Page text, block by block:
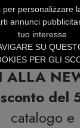
ALLA
sconto del
catalogo e
CLIENTI
SALES | Fino al
per personalizzare
annunci
tuo interesse
SU
PER GLI